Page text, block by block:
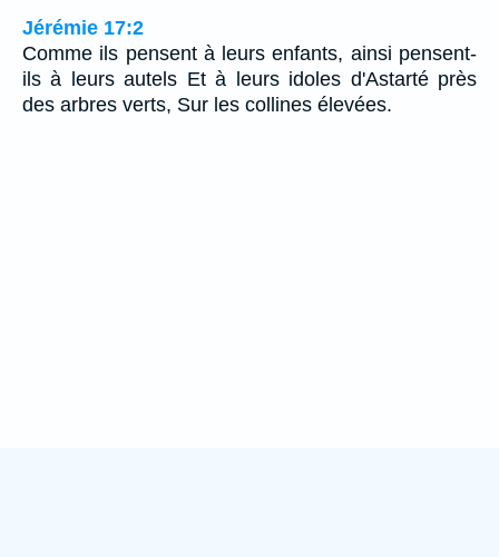
Jérémie 17:2
Comme ils pensent à leurs enfants, ainsi pensent-
ils à leurs autels Et à leurs idoles d'Astarté près
des arbres verts, Sur les collines élevées.